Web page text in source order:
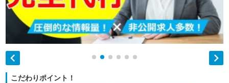
 
こだわりポイント！